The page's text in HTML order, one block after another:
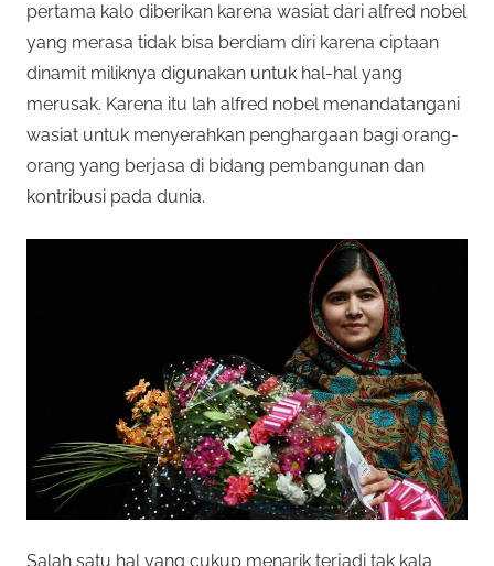
pertama kalo diberikan karena wasiat dari alfred nobel
yang merasa tidak bisa berdiam diri karena ciptaan
dinamit miliknya digunakan untuk hal-hal yang
merusak. Karena itu lah alfred nobel menandatangani
wasiat untuk menyerahkan penghargaan bagi orang-
orang yang berjasa di bidang pembangunan dan
kontribusi pada dunia.
Salah satu hal yang cukup menarik terjadi tak kala